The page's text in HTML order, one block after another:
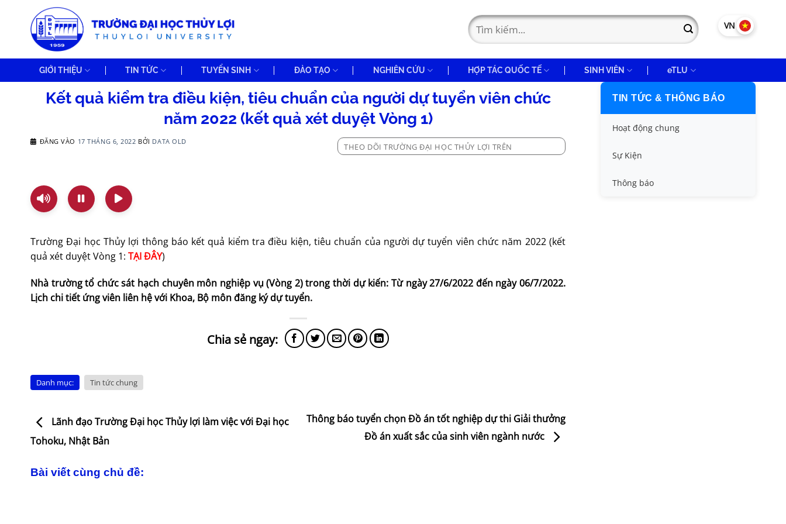
VN EN
GIỚI THIỆU TIN TỨC TUYỂN SINH ĐÀO TẠO NGHIÊN CỨU HỢP TÁC QUỐC TẾ SINH VIÊN eTLU
Kết quả kiểm tra điều kiện, tiêu chuẩn của người dự tuyển viên chức
năm 2022 (kết quả xét duyệt Vòng 1)
ĐĂNG VÀO 17 THÁNG 6, 2022 BỞI DATA OLD
THEO DÕI TRƯỜNG ĐẠI HỌC THỦY LỢI TRÊN
Trường Đại học Thủy lợi thông báo kết quả kiểm tra điều kiện, tiêu chuẩn của người dự tuyển viên chức năm 2022 (kết
quả xét duyệt Vòng 1: TẠI ĐÂY)
Nhà trường tổ chức sát hạch chuyên môn nghiệp vụ (Vòng 2) trong thời dự kiến: Từ ngày 27/6/2022 đến ngày 06/7/2022.
Lịch chi tiết ứng viên liên hệ với Khoa, Bộ môn đăng ký dự tuyển.
Danh mục: Tin tức chung
Lãnh đạo Trường Đại học Thủy lợi làm việc với Đại học
Tohoku, Nhật Bản
Thông báo tuyển chọn Đồ án tốt nghiệp dự thi Giải thưởng
Đồ án xuất sắc của sinh viên ngành nước
Bài viết cùng chủ đề:
TIN TỨC & THÔNG BÁO
Hoạt động chung
Tin công tác sinh viên
Tin đào tạo
Sự Kiện
Thông báo